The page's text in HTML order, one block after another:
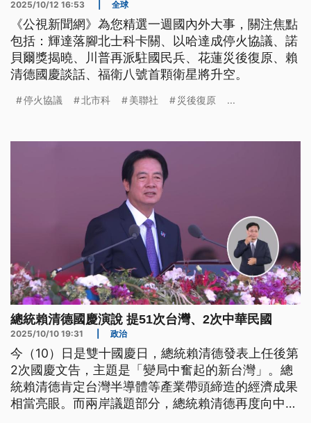
2025/10/12 16:53 全球
《公視新聞網》為您精選一週國內外大事，關注焦點
包括：輝達落腳北士科卡關、以哈達成停火協議、諾
貝爾獎揭曉、川普再派駐國民兵、花蓮災後復原、賴
清德國慶談話、福衛八號首顆衛星將升空。
停火協議 北市科 美聯社 災後復原 ...
總統賴清德國慶演說 提51次台灣、2次中華民國
2025/10/10 19:31 政治
今（10）日是雙十國慶日，總統賴清德發表上任後第
2次國慶文告，主題是「變局中奮起的新台灣」。總
統賴清德肯定台灣半導體等產業帶頭締造的經濟成果
相當亮眼。而兩岸議題部分，總統賴清德再度向中國